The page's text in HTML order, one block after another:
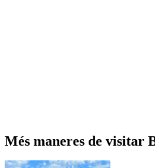
Més maneres de visitar